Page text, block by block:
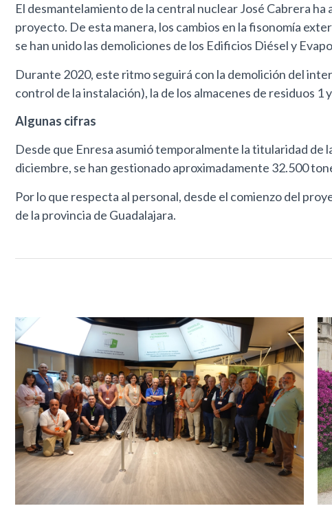
El desmantelamiento de la central nuclear José Cabrera
proyecto. De esta manera, los cambios en la fisonomía
se han unido las demoliciones de los Edificios Diésel y
Durante 2020, este ritmo seguirá con la demolición del
control de la instalación), la de los almacenes de residuos 1
Algunas cifras
Desde que Enresa asumió temporalmente la titularidad de
diciembre, se han gestionado aproximadamente 32.500
Por lo que respecta al personal, desde el comienzo del
de la provincia de Guadalajara.